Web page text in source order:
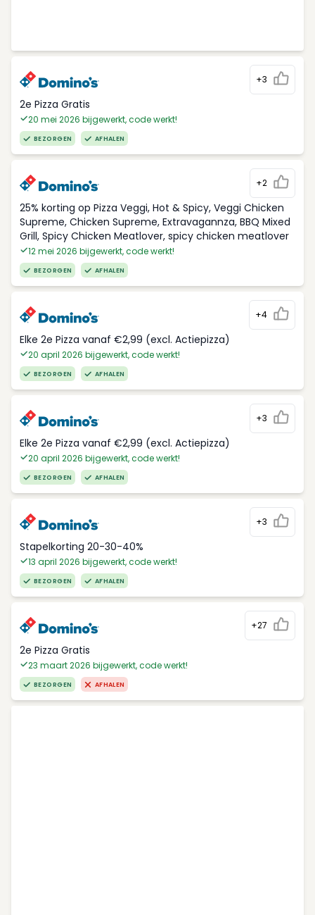
+3
2e Pizza Gratis
20 mei 2026 bijgewerkt, code werkt!
BEZORGEN AFHALEN
+2
25% korting op Pizza Veggi, Hot & Spicy, Veggi Chicken
Supreme, Chicken Supreme, Extravagannza, BBQ Mixed
Grill, Spicy Chicken Meatlover, spicy chicken meatlover
12 mei 2026 bijgewerkt, code werkt!
BEZORGEN AFHALEN
+4
Elke 2e Pizza vanaf €2,99 (excl. Actiepizza)
20 april 2026 bijgewerkt, code werkt!
BEZORGEN AFHALEN
+3
Elke 2e Pizza vanaf €2,99 (excl. Actiepizza)
20 april 2026 bijgewerkt, code werkt!
BEZORGEN AFHALEN
+3
Stapelkorting 20-30-40%
13 april 2026 bijgewerkt, code werkt!
BEZORGEN AFHALEN
+27
2e Pizza Gratis
23 maart 2026 bijgewerkt, code werkt!
BEZORGEN AFHALEN